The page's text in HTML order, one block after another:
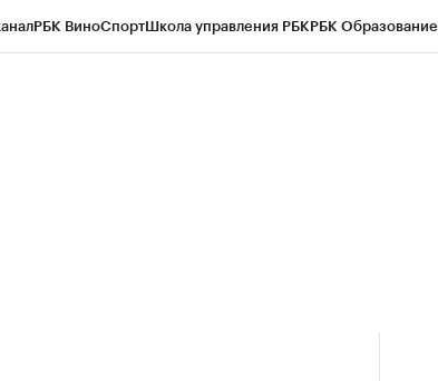
РБК ВиноСпортШкола управления РБКРБК Образование